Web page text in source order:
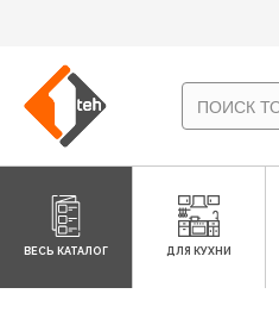
ВЕСЬ КАТАЛОГ ДЛЯ КУХНИ